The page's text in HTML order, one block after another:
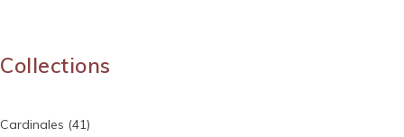
Collections
Cardinales (41)